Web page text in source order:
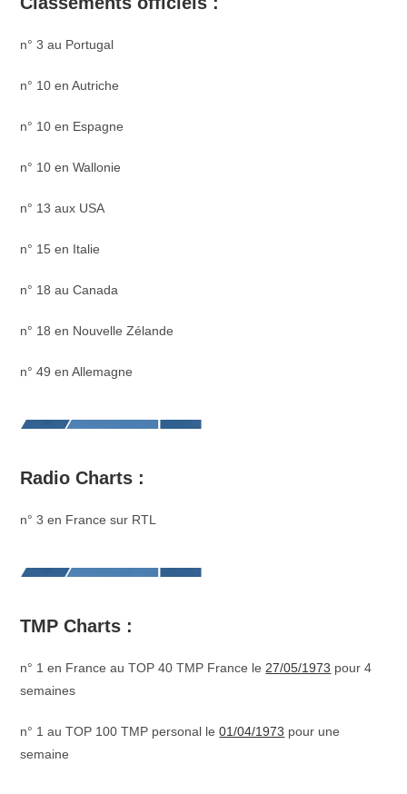
n° 3 au Portugal
n° 10 en Autriche
n° 10 en Espagne
n° 10 en Wallonie
n° 13 aux USA
n° 15 en Italie
n° 18 au Canada
n° 18 en Nouvelle Zélande
n° 49 en Allemagne
Radio Charts :
n° 3 en France sur RTL
TMP Charts :
n° 1 en France au TOP 40 TMP France le 27/05/1973 pour 4
semaines
n° 1 au TOP 100 TMP personal le01/04/1973 pour une
semaine